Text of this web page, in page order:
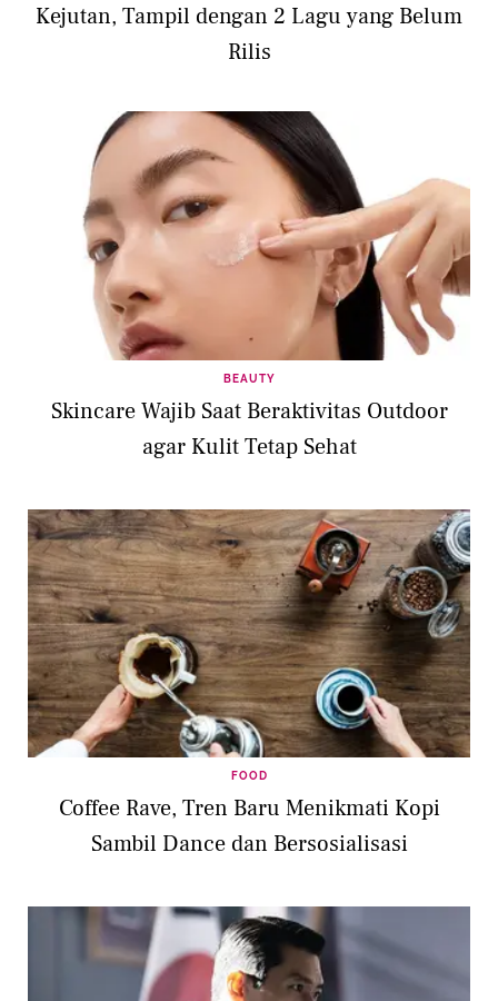
Kejutan, Tampil dengan 2 Lagu yang Belum
Rilis
BEAUTY
Skincare Wajib Saat Beraktivitas Outdoor
agar Kulit Tetap Sehat
FOOD
Coffee Rave, Tren Baru Menikmati Kopi
Sambil Dance dan Bersosialisasi